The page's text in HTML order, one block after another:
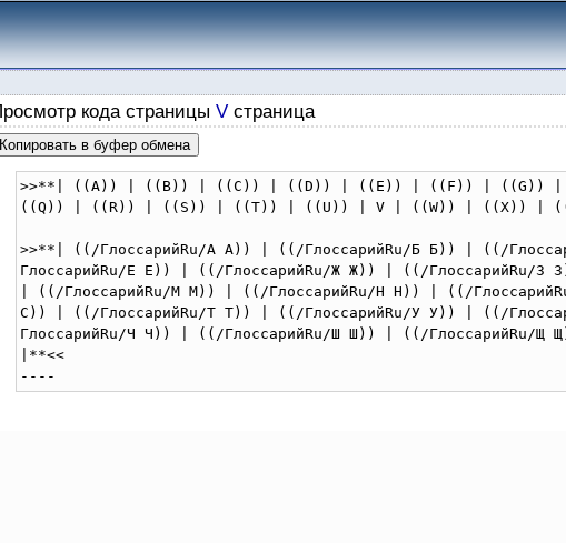
кода страницы V страница
Копировать в буфер обмена
>>**| ((A)) | ((B)) | ((C)) | ((D)) | ((E)) | ((F)) |
((Q)) | ((R)) | ((S)) | ((T)) | ((U)) | V | ((W)) | ((X)) |
>>**| ((/ГлоссарийRu/А А)) | ((/ГлоссарийRu/Б Б)) | ((/
ГлоссарийRu/Е Е)) | ((/ГлоссарийRu/Ж Ж)) | ((/ГлоссарийRu/
| ((/ГлоссарийRu/М М)) | ((/ГлоссарийRu/Н Н)) | ((/
С)) | ((/ГлоссарийRu/Т Т)) | ((/ГлоссарийRu/У У)) | ((/
ГлоссарийRu/Ч Ч)) | ((/ГлоссарийRu/Ш Ш)) | ((/ГлоссарийRu/
|**<<
----